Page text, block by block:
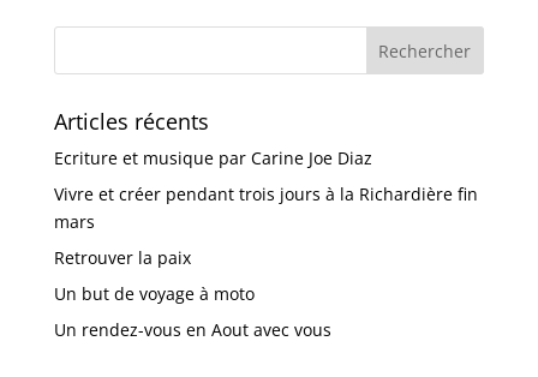
Articles récents
Ecriture et musique par Carine Joe Diaz
Vivre et créer pendant trois jours à la Richardière fin
mars
Retrouver la paix
Un but de voyage à moto
Un rendez-vous en Aout avec vous